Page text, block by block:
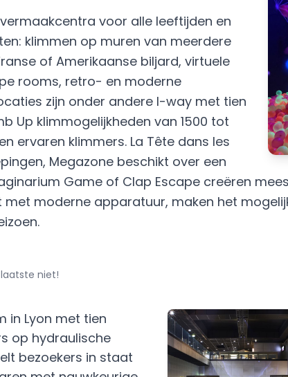
voor alle leeftijden en
klimmen op muren van meerdere
of Amerikaanse biljard, virtuele
rooms, retro- en moderne
zijn onder andere I-way met tien
Up klimmogelijkheden van 1500 tot
ervaren klimmers. La Tête dans les
Megazone beschikt over een
Game of Clap Escape creëren
moderne apparatuur, maken het
niet!
in Lyon met tien
op hydraulische
bezoekers in staat